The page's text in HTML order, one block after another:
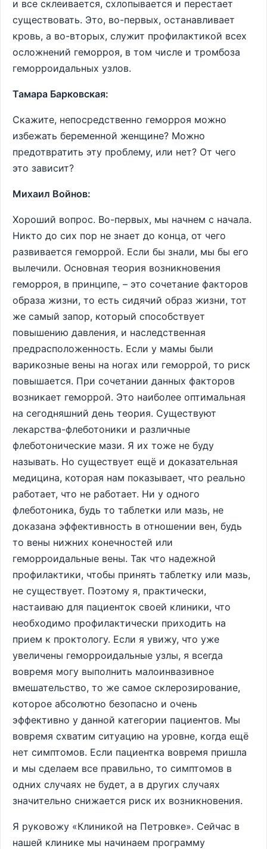
и все склеивается, схлопывается и перестает
существовать. Это, во-первых, останавливает
кровь, а во-вторых, служит профилактикой всех
осложнений геморроя, в том числе и тромбоза
геморроидальных узлов.
Тамара Барковская:
Скажите, непосредственно геморроя можно
избежать беременной женщине? Можно
предотвратить эту проблему, или нет? От чего
это зависит?
Михаил Войнов:
Хороший вопрос. Во-первых, мы начнем с начала.
Никто до сих пор не знает до конца, от чего
развивается геморрой. Если бы знали, мы бы его
вылечили. Основная теория возникновения
геморроя, в принципе, – это сочетание факторов
образа жизни, то есть сидячий образ жизни, тот
же самый запор, который способствует
повышению давления, и наследственная
предрасположенность. Если у мамы были
варикозные вены на ногах или геморрой, то риск
повышается. При сочетании данных факторов
возникает геморрой. Это наиболее оптимальная
на сегодняшний день теория. Существуют
лекарства-флеботоники и различные
флеботонические мази. Я их тоже не буду
называть. Но существует ещё и доказательная
медицина, которая нам показывает, что реально
работает, что не работает. Ни у одного
флеботоника, будь то таблетки или мазь, не
доказана эффективность в отношении вен, будь
то вены нижних конечностей или
геморроидальные вены. Так что надежной
профилактики, чтобы принять таблетку или мазь,
не существует. Поэтому я, практически,
настаиваю для пациенток своей клиники, что
необходимо профилактически приходить на
прием к проктологу. Если я увижу, что уже
увеличены геморроидальные узлы, я всегда
вовремя могу выполнить малоинвазивное
вмешательство, то же самое склерозирование,
которое абсолютно безопасно и очень
эффективно у данной категории пациентов. Мы
вовремя схватим ситуацию на уровне, когда ещё
нет симптомов. Если пациентка вовремя пришла
и мы сделаем все правильно, то симптомов в
одних случаях не будет, а в других случаях
значительно снижается риск их возникновения.
Я руковожу «Клиникой на Петровке». Сейчас в
нашей клинике мы начинаем программу